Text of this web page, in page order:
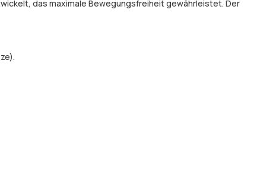
das maximale Bewegungsfreiheit gewährleistet. Der